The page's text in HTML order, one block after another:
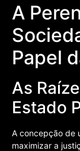
A
Papel
As
Estado
A concepção de
maximizar a